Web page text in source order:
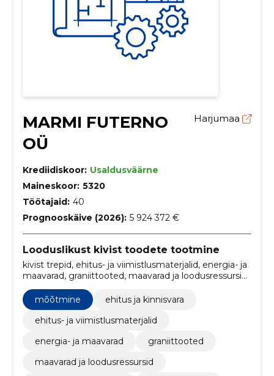
MARMI FUTERNO
OÜ
Harjumaa
Krediidiskoor: Usaldusväärne
Maineskoor: 5320
Töötajaid: 40
Prognooskäive (2026): 5 924 372 €
Looduslikust kivist toodete tootmine
kivist trepid, ehitus- ja viimistlusmaterjalid, energia- ja
maavarad, graniittooted, maavarad ja loodusressursid,
Hinnapakkumine, Materjalivarustus, mõõtmine
mõõtmine
ehitus ja kinnisvara
ehitus- ja viimistlusmaterjalid
energia- ja maavarad
graniittooted
maavarad ja loodusressursid